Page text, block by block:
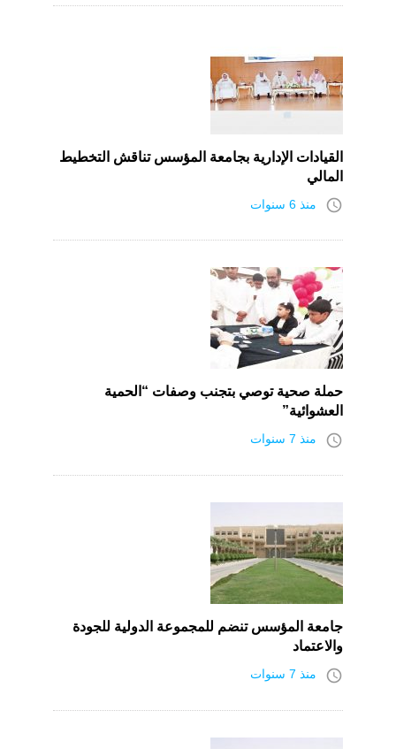
القيادات الإدارية بجامعة المؤسس تناقش التخطيط
المالي
access_time منذ 6 سنوات
حملة صحية توصي بتجنب وصفات “الحمية
العشوائية”
access_time منذ 7 سنوات
جامعة المؤسس تنضم للمجموعة الدولية للجودة
والاعتماد
access_time منذ 7 سنوات